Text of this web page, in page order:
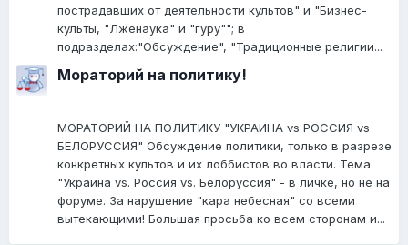
пострадавших от деятельности культов" и "Бизнес-
культы, "Лженаука" и "гуру""; в
подразделах:"Обсуждение", "Традиционные религии...
Мораторий на политику!
МОРАТОРИЙ НА ПОЛИТИКУ "УКРАИНА vs РОССИЯ vs
БЕЛОРУССИЯ" Обсуждение политики, только в разрезе
конкретных культов и их лоббистов во власти. Тема
"Украина vs. Россия vs. Белоруссия" - в личке, но не на
форуме. За нарушение "кара небесная" со всеми
вытекающими! Большая просьба ко всем сторонам и...